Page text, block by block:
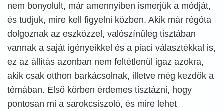
nem bonyolult, már amennyiben ismerjük a módját,
és tudjuk, mire kell figyelni közben. Akik már régóta
dolgoznak az eszközzel, valószínűleg tisztában
vannak a saját igényeikkel és a piaci választékkal is,
ez az állítás azonban nem feltétlenül igaz azokra,
akik csak otthon barkácsolnak, illetve még kezdők a
témában. Első körben érdemes tisztázni, hogy
pontosan mi a sarokcsiszoló, és mire lehet